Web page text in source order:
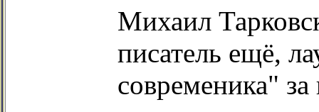
Михаил
писатель ещё,
современика"